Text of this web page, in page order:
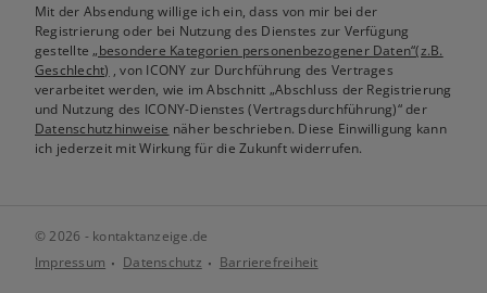
Mit der Absendung willige ich ein, dass von mir bei der
Registrierung oder bei Nutzung des Dienstes zur Verfügung
gestellte„besondere Kategorien personenbezogener Daten“(z.B.
Geschlecht) , von ICONY zur Durchführung des Vertrages
verarbeitet werden, wie im Abschnitt „Abschluss der Registrierung
und Nutzung des ICONY-Dienstes (Vertragsdurchführung)“ der
Datenschutzhinweise näher beschrieben. Diese Einwilligung kann
ich jederzeit mit Wirkung für die Zukunft widerrufen.
© 2026 - kontaktanzeige.de
Impressum
Datenschutz Barrierefreiheit